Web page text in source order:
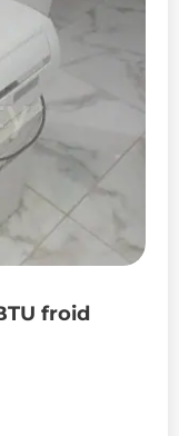
froid